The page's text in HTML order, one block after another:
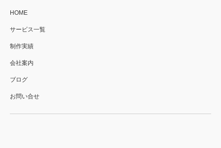
HOME
サービス一覧
制作実績
会社案内
ブログ
お問い合せ